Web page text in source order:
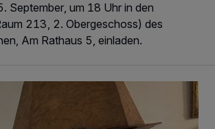
September, um 18 Uhr in den
213, 2. Obergeschoss) des
Am Rathaus 5, einladen.
in 7 Tage 1 Song